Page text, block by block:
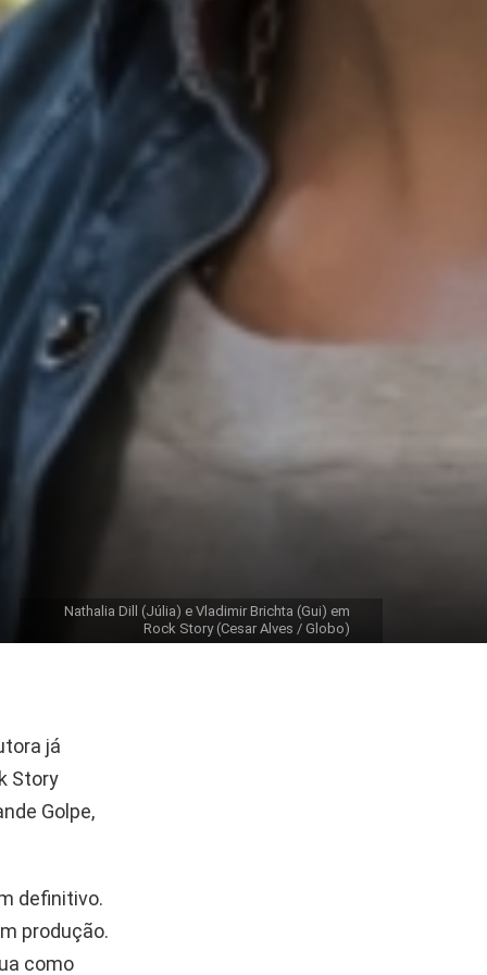
Nathalia Dill (Júlia) e Vladimir Brichta (Gui) em
Rock Story (Cesar Alves / Globo)
já
Story
Golpe,
definitivo.
produção.
como